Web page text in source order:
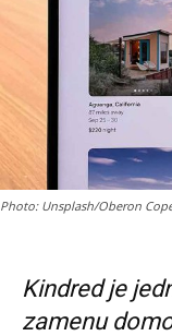
Photo: Unsplash/Oberon
Kindred je
zamenu